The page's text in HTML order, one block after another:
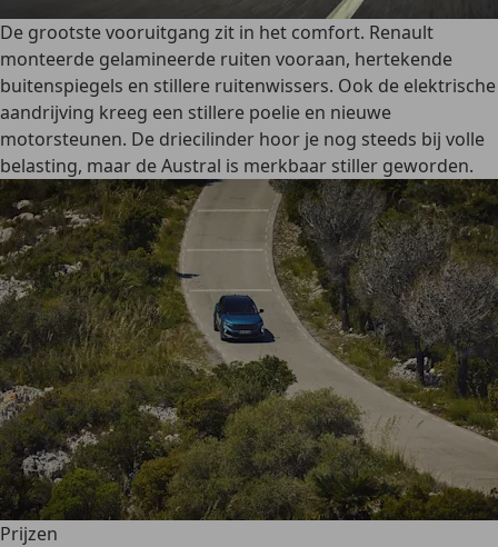
De grootste vooruitgang zit in het comfort. Renault
monteerde gelamineerde ruiten vooraan, hertekende
buitenspiegels en stillere ruitenwissers. Ook de elektrische
aandrijving kreeg een stillere poelie en nieuwe
motorsteunen. De driecilinder hoor je nog steeds bij volle
belasting, maar de Austral is merkbaar stiller geworden.
Prijzen